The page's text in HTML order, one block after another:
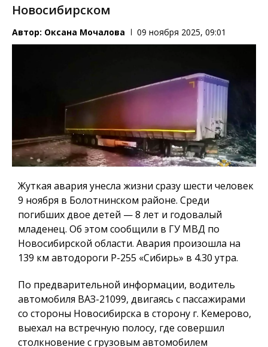
Новосибирском
Автор: Оксана Мочалова 09 ноября 2025, 09:01
Жуткая авария унесла жизни сразу шести человек
9 ноября в Болотнинском районе. Среди
погибших двое детей — 8 лет и годовалый
младенец. Об этом сообщили в ГУ МВД по
Новосибирской области. Авария произошла на
139 км автодороги Р-255 «Сибирь» в 4.30 утра.
По предварительной информации, водитель
автомобиля ВАЗ-21099, двигаясь с пассажирами
со стороны Новосибирска в сторону г. Кемерово,
выехал на встречную полосу, где совершил
столкновение с грузовым автомобилем